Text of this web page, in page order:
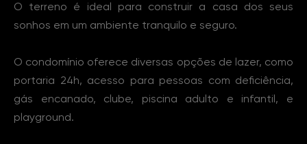
O terreno é ideal para construir a casa dos seus
sonhos em um ambiente tranquilo e seguro.
O condomínio oferece diversas opções de lazer, como
portaria 24h, acesso para pessoas com deficiência,
gás encanado, clube, piscina adulto e infantil, e
playground.